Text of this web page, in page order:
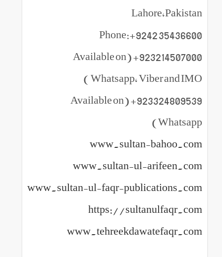
Lahore,Pakistan
Phone:+9242 35436600
923214507000+ (Available on
Whatsapp, Viber and IMO )
923324809539+ (Available on
Whatsapp)
www.sultan-bahoo.com
www.sultan-ul-arifeen.com
www.sultan-ul-faqr-publications.com
https://sultanulfaqr.com
www.tehreekdawatefaqr.com